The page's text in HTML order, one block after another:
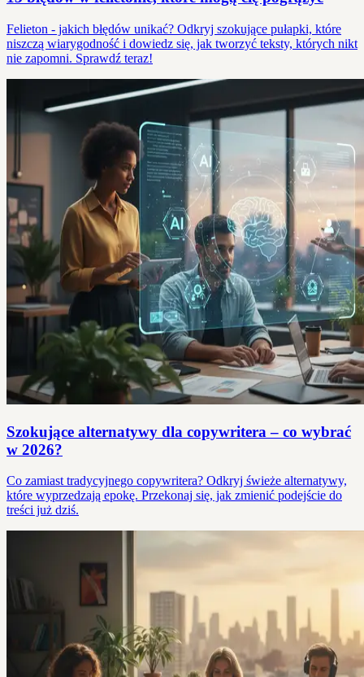
Felieton - jakich błędów unikać? Odkryj szokujące pułapki, które
niszczą wiarygodność i dowiedz się, jak tworzyć teksty, których nikt
nie zapomni. Sprawdź teraz!
Szokujące alternatywy dla copywritera – co wybrać
w 2026?
Co zamiast tradycyjnego copywritera? Odkryj świeże alternatywy,
które wyprzedzają epokę. Przekonaj się, jak zmienić podejście do
treści już dziś.